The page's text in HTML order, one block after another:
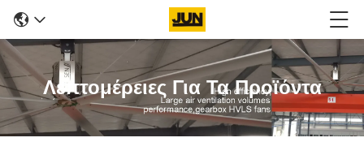
Λεπτομέρειες Για Τα Προϊόντα